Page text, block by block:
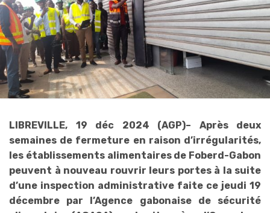
LIBREVILLE, 19 déc 2024 (AGP)– Après deux
semaines de fermeture en raison d’irrégularités,
les établissements alimentaires de Foberd-Gabon
peuvent à nouveau rouvrir leurs portes à la suite
d’une inspection administrative faite ce jeudi 19
décembre par l’Agence gabonaise de sécurité